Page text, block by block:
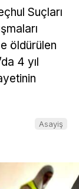
Suçları
öldürülen
4 yıl
Asayiş